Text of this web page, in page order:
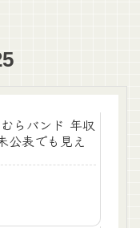
らバンド 年収
公表でも見え